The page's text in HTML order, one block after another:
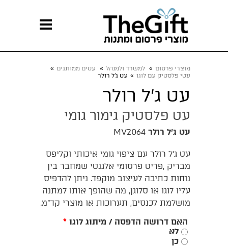
מוצרי פרסום » למשרד ולמנהל » עטים ממותגים »
עטי פלסטיק עם לוגו » עט ג'ל רולר
עט ג'ל רולר
עט פלסטיק גימור גומי
עט ג'ל רולר MV2064
עט ג’ל רולר עם ציפוי גומי איכותי וקליפס
מבריק ,פריט פרסומי אלגנטי שמחבר בין
נוחות כתיבה לעיצוב מוקפד. ניתן להדפיס
עליו לוגו או סלוגן, מה שהופך אותו למתנה
מושלמת לכנסים, תערוכות או מוצרי קד"מ.
האם דרושה הדפסה / מיתוג לוגו *
לא
כן